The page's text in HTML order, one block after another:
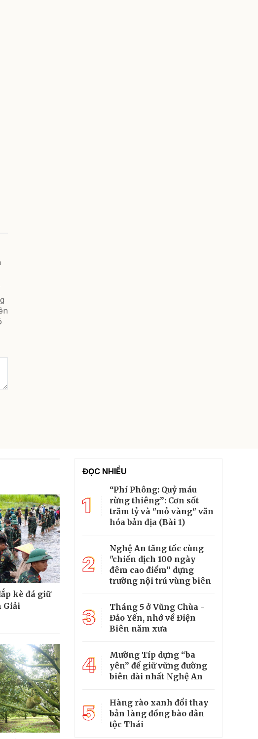
kè đá giữ
Giải
ĐỌC NHIỀU
1
“Phí Phông: Quỷ máu
rừng thiêng”: Cơn sốt
trăm tỷ và "mỏ vàng" văn
hóa bản địa (Bài 1)
2
Nghệ An tăng tốc cùng
"chiến dịch 100 ngày
đêm cao điểm” dựng
trường nội trú vùng biên
3
Tháng 5 ở Vũng Chùa -
Đảo Yến, nhớ về Điện
Biên năm xưa
4
Mường Típ dựng “ba
yên” để giữ vững đường
biên dài nhất Nghệ An
5
Hàng rào xanh đổi thay
bản làng đồng bào dân
tộc Thái